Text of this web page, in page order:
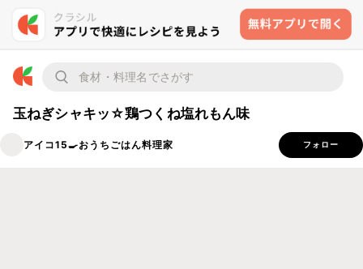
玉ねぎシャキッ☆鶏つくね塩れもん味
アイコ15🍳おうちごはん料理家 フォロー